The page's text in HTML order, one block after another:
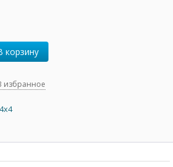
корзину
избранное